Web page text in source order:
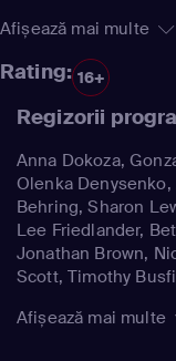
Afișează mai multe
Rating: 16+
Regizorii
Anna Dokoza,
Olenka
Behring, Sharon
Lee Friedlander,
Jonathan Brown,
Scott, Timothy
Afișează mai multe